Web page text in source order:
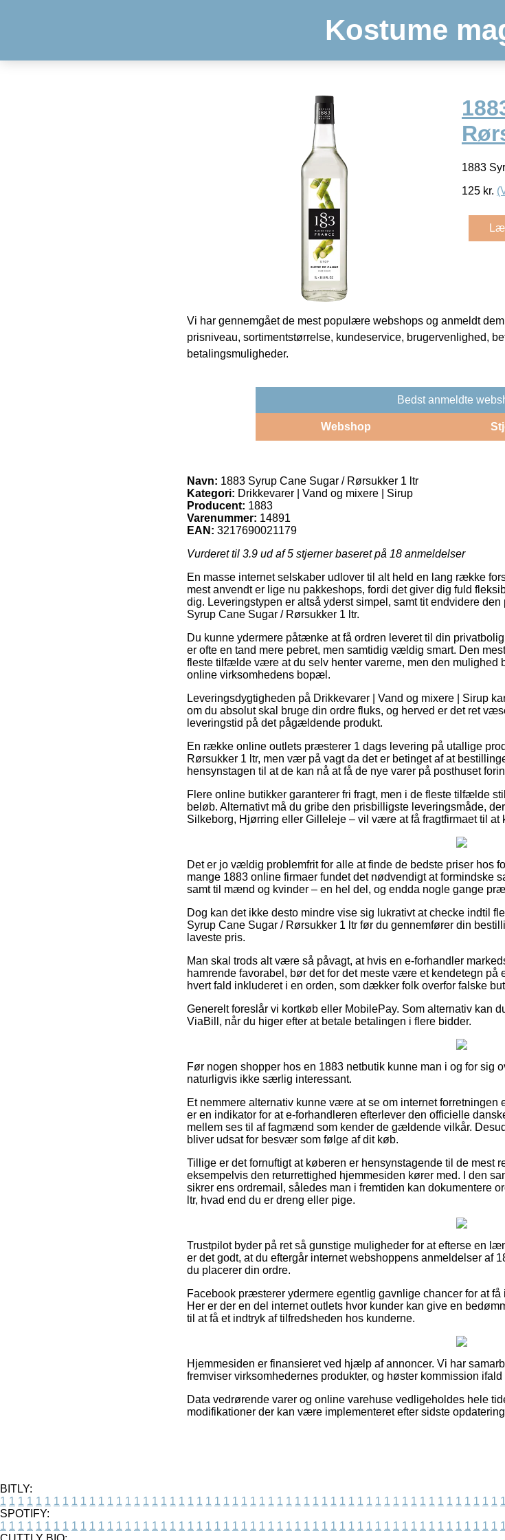
Kostume
1883
125 kr.
Vi har gennemgået de mest populære webshops og anmeldt
prisniveau, sortimentstørrelse, kundeservice, brugervenlighed,
betalingsmuligheder.
Bedst anmeldte
Webshop
Navn: 1883 Syrup Cane Sugar / Rørsukker 1 ltr
Kategori: Drikkevarer | Vand og mixere | Sirup
Producent: 1883
Varenummer: 14891
EAN: 3217690021179
Vurderet til 3.9 ud af 5 stjerner baseret på 18 anmeldelser
En masse internet selskaber udlover til alt held en lang række
mest anvendt er lige nu pakkeshops, fordi det giver dig fuld
dig. Leveringstypen er altså yderst simpel, samt tit endvidere
Syrup Cane Sugar / Rørsukker 1 ltr.
Du kunne ydermere påtænke at få ordren leveret til din
er ofte en tand mere pebret, men samtidig vældig smart. Den
fleste tilfælde være at du selv henter varerne, men den mulighed
online virksomhedens bopæl.
Leveringsdygtigheden på Drikkevarer | Vand og mixere | Sirup
om du absolut skal bruge din ordre fluks, og herved er det ret
leveringstid på det pågældende produkt.
En række online outlets præsterer 1 dags levering på utallige
Rørsukker 1 ltr, men vær på vagt da det er betinget af at
hensynstagen til at de kan nå at få de nye varer på posthuset
Flere online butikker garanterer fri fragt, men i de fleste tilfælde
beløb. Alternativt må du gribe den prisbilligste leveringsmåde,
Silkeborg, Hjørring eller Gilleleje – vil være at få fragtfirmaet til at
Det er jo vældig problemfrit for alle at finde de bedste priser hos
mange 1883 online firmaer fundet det nødvendigt at formindske
samt til mænd og kvinder – en hel del, og endda nogle gange
Dog kan det ikke desto mindre vise sig lukrativt at checke indtil
Syrup Cane Sugar / Rørsukker 1 ltr før du gennemfører din
laveste pris.
Man skal trods alt være så påvagt, at hvis en e-forhandler
hamrende favorabel, bør det for det meste være et kendetegn på
hvert fald inkluderet i en orden, som dækker folk overfor falske
Generelt foreslår vi kortkøb eller MobilePay. Som alternativ kan
ViaBill, når du higer efter at betale betalingen i flere bidder.
Før nogen shopper hos en 1883 netbutik kunne man i og for sig
naturligvis ikke særlig interessant.
Et nemmere alternativ kunne være at se om internet
er en indikator for at e-forhandleren efterlever den officielle
mellem ses til af fagmænd som kender de gældende vilkår.
bliver udsat for besvær som følge af dit køb.
Tillige er det fornuftigt at køberen er hensynstagende til de mest
eksempelvis den returrettighed hjemmesiden kører med. I den
sikrer ens ordremail, således man i fremtiden kan dokumentere
ltr, hvad end du er dreng eller pige.
Trustpilot byder på ret så gunstige muligheder for at efterse en
er det godt, at du eftergår internet webshoppens anmeldelser af
du placerer din ordre.
Facebook præsterer ydermere egentlig gavnlige chancer for at
Her er der en del internet outlets hvor kunder kan give en
til at få et indtryk af tilfredsheden hos kunderne.
Hjemmesiden er finansieret ved hjælp af annoncer. Vi har
fremviser virksomhedernes produkter, og høster kommission
Data vedrørende varer og online varehuse vedligeholdes hele
modifikationer der kan være implementeret efter sidste
BITLY:
1 1 1 1 1 1 1 1 1 1 1 1 1 1 1 1 1 1 1 1 1 1 1 1 1 1 1 1 1 1 1 1 1 1 1 1 1 1 1 1 1 1 1 1 1 1 1 1 1 1 1 1 1 1 1 1 1
SPOTIFY:
1 1 1 1 1 1 1 1 1 1 1 1 1 1 1 1 1 1 1 1 1 1 1 1 1 1 1 1 1 1 1 1 1 1 1 1 1 1 1 1 1 1 1 1 1 1 1 1 1 1 1 1 1 1 1 1 1